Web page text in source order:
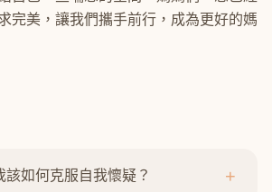
完美，讓我們攜手前行，成為更好的媽
該如何克服自我懷疑？ +